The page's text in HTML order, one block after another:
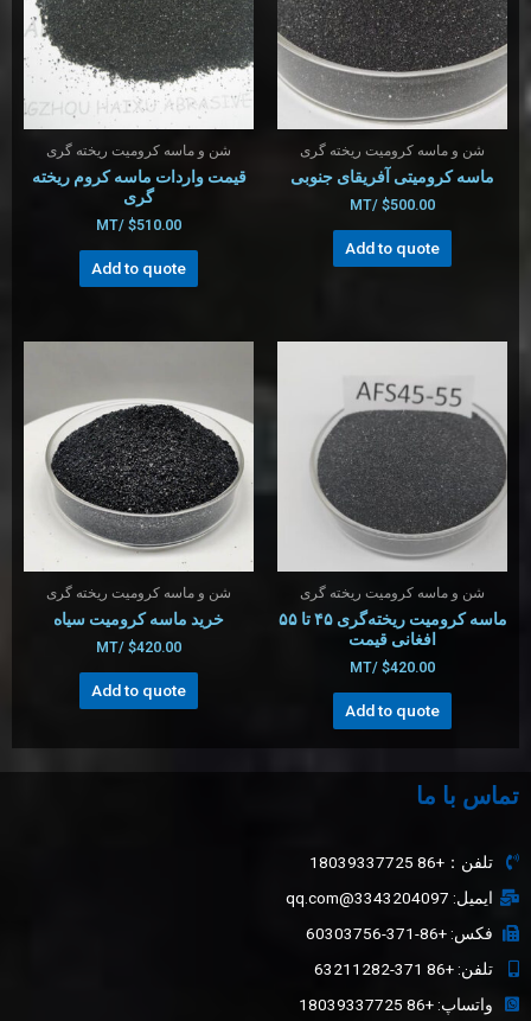
شن و ماسه کرومیت ریخته گری
ماسه کرومیتی آفریقای جنوبی
$500.00
/MT
Add to quote
شن و ماسه کرومیت ریخته گری
قیمت واردات ماسه کروم ریخته
گری
$510.00
/MT
Add to quote
شن و ماسه کرومیت ریخته گری
ماسه کرومیت ریخته‌گری ۴۵ تا ۵۵
افغانی قیمت
$420.00
/MT
Add to quote
شن و ماسه کرومیت ریخته گری
خرید ماسه کرومیت سیاه
$420.00
/MT
Add to quote
تماس با ما
تلفن：+86 18039337725
ایمیل: 3343204097@qq.com
فکس: +86-371-60303756
تلفن: +86 371-63211282
واتساپ: +86 18039337725